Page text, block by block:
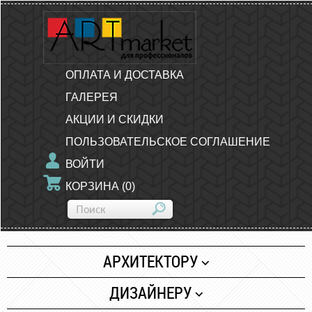
ОПЛАТА И ДОСТАВКА
ГАЛЕРЕЯ
АКЦИИ И СКИДКИ
ПОЛЬЗОВАТЕЛЬСКОЕ СОГЛАШЕНИЕ
ВОЙТИ
КОРЗИНА (0)
АРХИТЕКТОРУ
Бумага
ДИЗАЙНЕРУ